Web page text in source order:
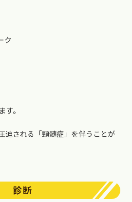
ク
。
迫される「頸髄症」を伴うことが
診断